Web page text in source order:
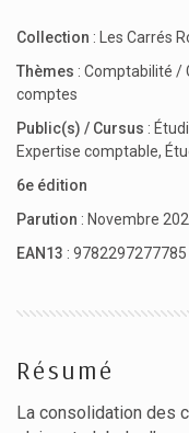
Collection :
Les Carrés
Thèmes : Comptabilité /
comptes
Public(s) / Cursus :
Expertise comptable,
6e édition
Parution : Novembre
EAN13 : 9782297277785
Résumé
La consolidation des